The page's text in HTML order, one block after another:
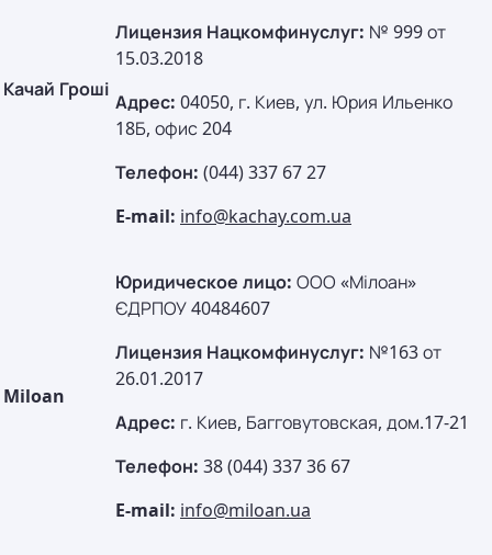
Качай Гроші
Лицензия Нацкомфинуслуг: № 999 от
15.03.2018
Адрес: 04050, г. Киев, ул. Юрия Ильенко
18Б, офис 204
Телефон: (044) 337 67 27
E-mail: info@kachay.com.ua
Miloan
Юридическое лицо: ООО «Мілоан»
ЄДРПОУ 40484607
Лицензия Нацкомфинуслуг: №163 от
26.01.2017
Адрес: г. Киев, Багговутовская, дом.17-21
Телефон: 38 (044) 337 36 67
E-mail: info@miloan.ua